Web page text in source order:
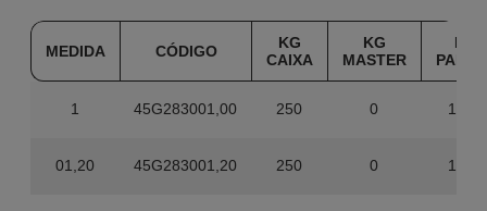
MEDIDA CÓDIGO
KG
CAIXA
KG
MASTER
KG
1 45G283001,00 250 0 1000
01,20 45G283001,20 250 0 1000